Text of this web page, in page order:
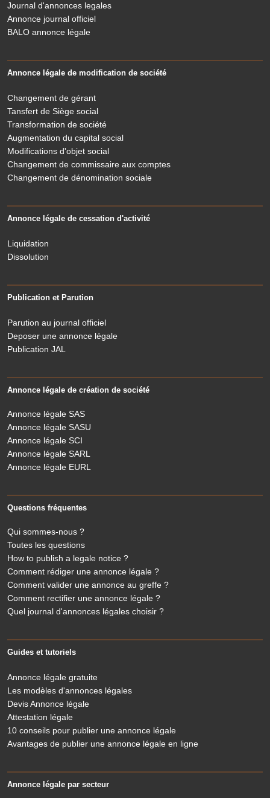
Journal d'annonces legales
Annonce journal officiel
BALO annonce légale
Annonce légale de modification de société
Changement de gérant
Tansfert de Siège social
Transformation de société
Augmentation du capital social
Modifications d'objet social
Changement de commissaire aux comptes
Changement de dénomination sociale
Annonce légale de cessation d'activité
Liquidation
Dissolution
Publication et Parution
Parution au journal officiel
Deposer une annonce légale
Publication JAL
Annonce légale de création de société
Annonce légale SAS
Annonce légale SASU
Annonce légale SCI
Annonce légale SARL
Annonce légale EURL
Questions fréquentes
Qui sommes-nous ?
Toutes les questions
How to publish a legale notice ?
Comment rédiger une annonce légale ?
Comment valider une annonce au greffe ?
Comment rectifier une annonce légale ?
Quel journal d'annonces légales choisir ?
Guides et tutoriels
Annonce légale gratuite
Les modèles d'annonces légales
Devis Annonce légale
Attestation légale
10 conseils pour publier une annonce légale
Avantages de publier une annonce légale en ligne
Annonce légale par secteur